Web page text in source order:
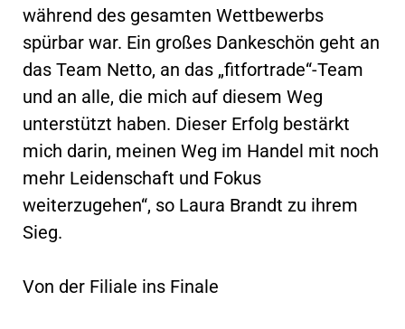
während des gesamten Wettbewerbs
spürbar war. Ein großes Dankeschön geht an
das Team Netto, an das „fitfortrade“-Team
und an alle, die mich auf diesem Weg
unterstützt haben. Dieser Erfolg bestärkt
mich darin, meinen Weg im Handel mit noch
mehr Leidenschaft und Fokus
weiterzugehen“, so Laura Brandt zu ihrem
Sieg.
Von der Filiale ins Finale